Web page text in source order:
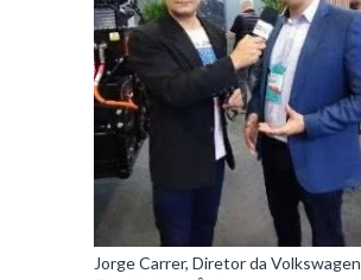
Jorge Carrer, Diretor da Volkswagen